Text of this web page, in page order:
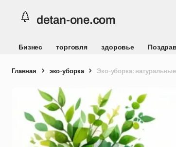
detan-one.com
Бизнес торговля здоровье
Главная эко-уборка Эко-уборка: